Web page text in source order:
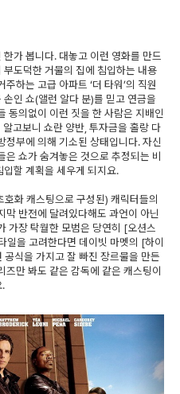
가 봅니다. 대놓고 이런 영화를 만드
도덕한 거물의 집에 침입하는 내용
하는 고급 아파트 ‘더 타워’의 직원
인 쇼(앨런 알다 분)를 믿고 연금을
동의없이 이런 짓을 한 사람은 지배인
고보니 쇼란 양반, 투자금을 홀랑 다
정부에 의해 기소된 상태입니다. 자신
은 쇼가 숨겨놓은 것으로 추정되는 비
할 계획을 세우게 되지요.
화 캐스팅으로 구성된) 캐릭터들의
막 반전에 달려있다해도 과언이 아닌
가장 탁월한 모범은 당연히 [오션스
일을 고려한다면 데이빗 마멧의 [하이
식을 가지고 잘 빠진 장르물을 만든
즈만 봐도 같은 감독에 같은 캐스팅이
.